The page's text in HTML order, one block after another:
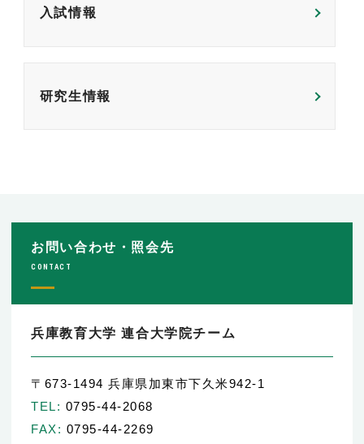
入試情報
研究生情報
お問い合わせ・照会先
CONTACT
兵庫教育大学 連合大学院チーム
〒673-1494 兵庫県加東市下久米942-1
TEL: 0795-44-2068
FAX: 0795-44-2269